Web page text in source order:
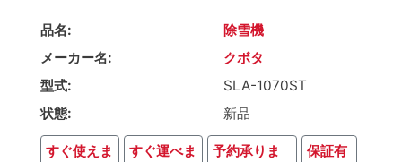
品名
除雪機
メーカー名
クボタ
型式
SLA-1070ST
状態
新品
すぐ使えま
すぐ運べま
予約承りま
保証有